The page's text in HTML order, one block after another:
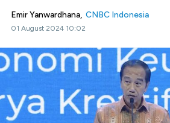
Emir Yanwardhana, CNBC Indonesia
01 August 2024 10:02